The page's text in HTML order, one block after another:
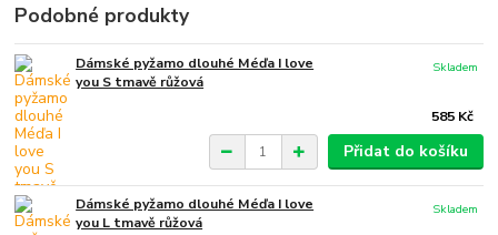
Podobné produkty
Dámské pyžamo dlouhé Méďa I love
you S tmavě růžová
585 Kč
Skladem
Přidat do košíku
Dámské pyžamo dlouhé Méďa I love
you L tmavě růžová
Skladem